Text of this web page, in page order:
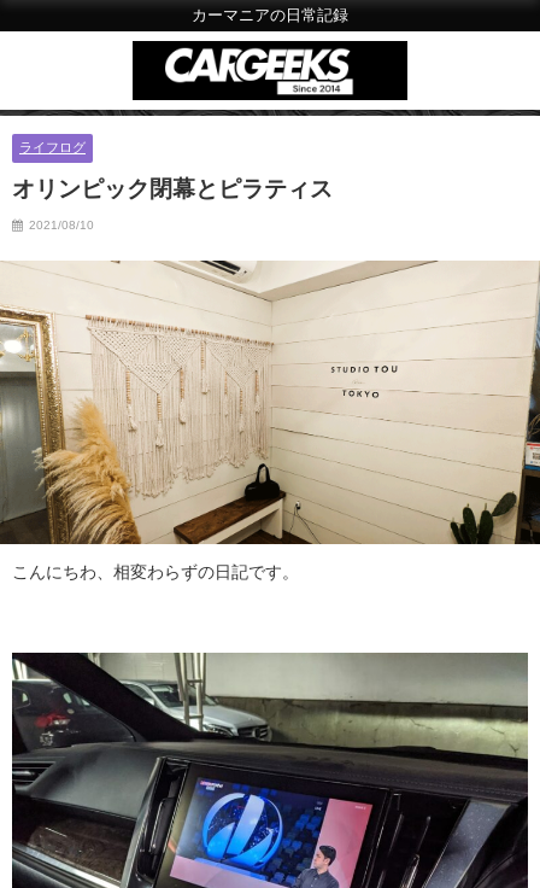
カーマニアの日常記録
ライフログ
オリンピック閉幕とピラティス
2021/08/10
こんにちわ、相変わらずの日記です。